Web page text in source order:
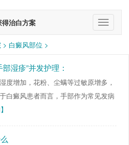
治白方案
切
换
> 白癜风部位 >
湿疹”并发护理：
度增加，花粉、尘螨等过敏原增多，
白癜风患者而言，手部作为常见发病